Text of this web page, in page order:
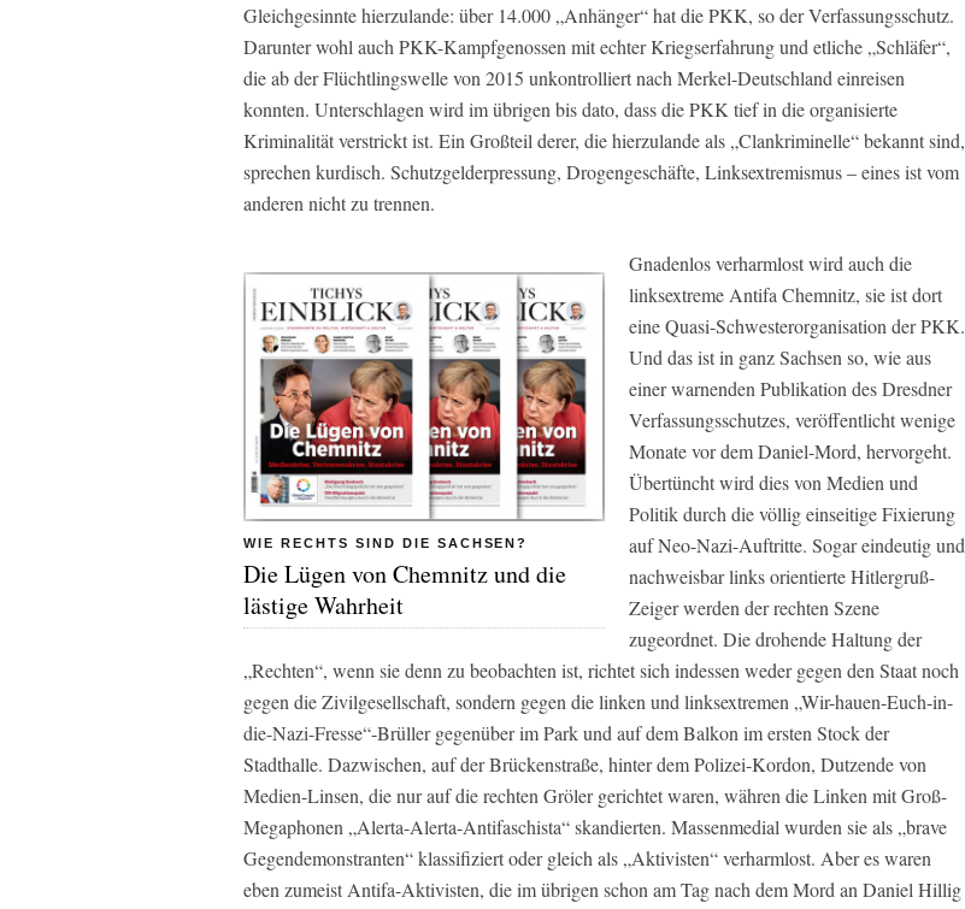
Gleichgesinnte hierzulande: über 14.000 „Anhänger“ hat die PKK, so der Verfassungsschutz.
Darunter wohl auch PKK-Kampfgenossen mit echter Kriegserfahrung und etliche „Schläfer“,
die ab der Flüchtlingswelle von 2015 unkontrolliert nach Merkel-Deutschland einreisen
konnten. Unterschlagen wird im übrigen bis dato, dass die PKK tief in die organisierte
Kriminalität verstrickt ist. Ein Großteil derer, die hierzulande als „Clankriminelle“ bekannt sind,
sprechen kurdisch. Schutzgelderpressung, Drogengeschäfte, Linksextremismus – eines ist vom
anderen nicht zu trennen.
WIE RECHTS SIND DIE SACHSEN?
Die Lügen von Chemnitz und die
lästige Wahrheit
Gnadenlos verharmlost wird auch die
linksextreme Antifa Chemnitz, sie ist dort
eine Quasi-Schwesterorganisation der PKK.
Und das ist in ganz Sachsen so, wie aus
einer warnenden Publikation des Dresdner
Verfassungsschutzes, veröffentlicht wenige
Monate vor dem Daniel-Mord, hervorgeht.
Übertüncht wird dies von Medien und
Politik durch die völlig einseitige Fixierung
auf Neo-Nazi-Auftritte. Sogar eindeutig und
nachweisbar links orientierte Hitlergruß-
Zeiger werden der rechten Szene
zugeordnet. Die drohende Haltung der
„Rechten“, wenn sie denn zu beobachten ist, richtet sich indessen weder gegen den Staat noch
gegen die Zivilgesellschaft, sondern gegen die linken und linksextremen „Wir-hauen-Euch-in-
die-Nazi-Fresse“-Brüller gegenüber im Park und auf dem Balkon im ersten Stock der
Stadthalle. Dazwischen, auf der Brückenstraße, hinter dem Polizei-Kordon, Dutzende von
Medien-Linsen, die nur auf die rechten Gröler gerichtet waren, währen die Linken mit Groß-
Megaphonen „Alerta-Alerta-Antifaschista“ skandierten. Massenmedial wurden sie als „brave
Gegendemonstranten“ klassifiziert oder gleich als „Aktivisten“ verharmlost. Aber es waren
eben zumeist Antifa-Aktivisten, die im übrigen schon am Tag nach dem Mord an Daniel Hillig